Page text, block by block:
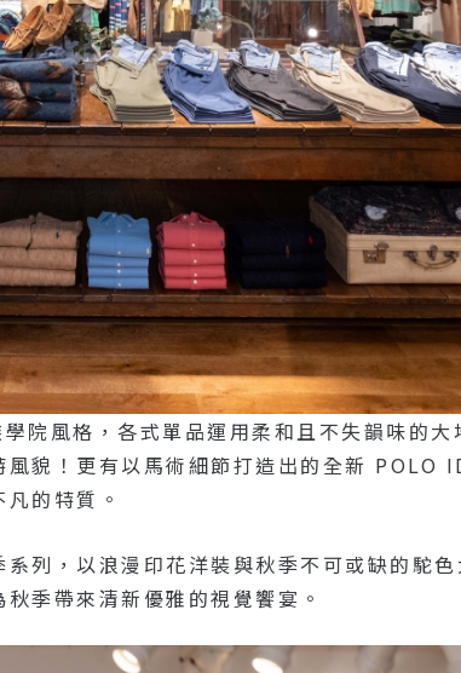
風格，各式單品運用柔和且不失韻味的大
貌！更有以馬術細節打造出的全新 POLO
的特質。
，以浪漫印花洋裝與秋季不可或缺的駝
季帶來清新優雅的視覺饗宴。